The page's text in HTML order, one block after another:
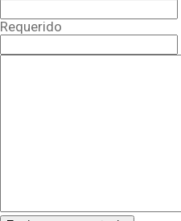
Requerido